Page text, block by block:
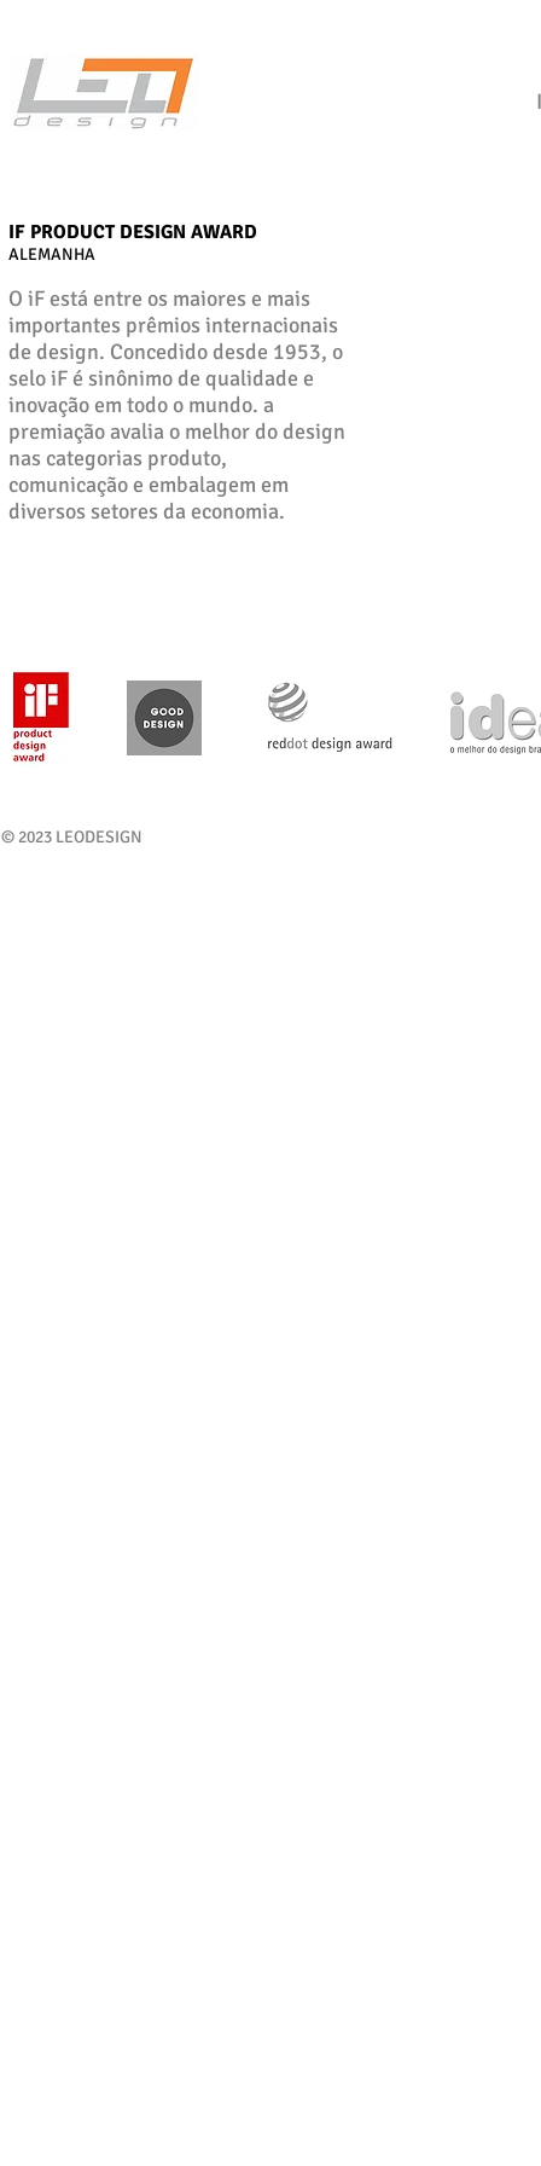
IF PRODUCT DESIGN AWARD
ALEMANHA
O iF está entre os maiores e mais
importantes prêmios internacionais
de design. Concedido desde 1953, o
selo iF é sinônimo de qualidade e
inovação em todo o mundo. a
premiação avalia o melhor do design
nas categorias produto,
comunicação e embalagem em
diversos setores da economia.
© 2023 LEODESIGN